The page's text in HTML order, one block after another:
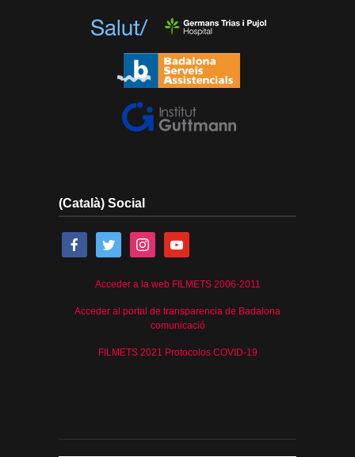
(Català) Social
Acceder a la web FILMETS 2006-2011
Acceder al portal de transparencia de Badalona
comunicació
FILMETS 2021 Protocolos COVID-19